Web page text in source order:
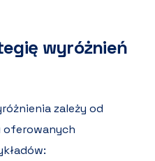
wyróżnień
zależy od
oferowanych